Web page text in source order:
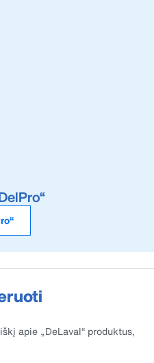
apie „DeLaval“ produktus,